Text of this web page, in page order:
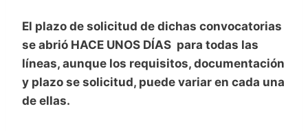
El plazo de solicitud de dichas convocatorias
se abrió HACE UNOS DÍAS para todas las
líneas, aunque los requisitos, documentación
y plazo se solicitud, puede variar en cada una
de ellas.